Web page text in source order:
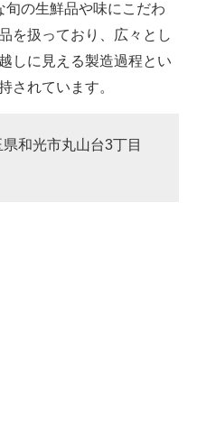
の生鮮品や味にこだわ
を扱っており、広々とし
しに見える製造過程とい
されています。
和光市丸山台3丁目